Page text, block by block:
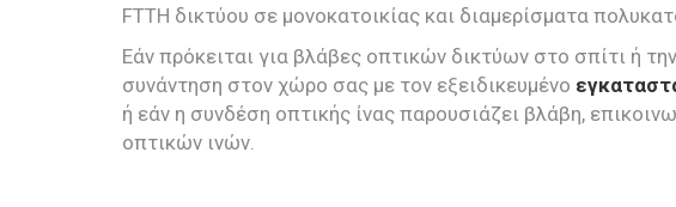
FTTH δικτύου σε μονοκατοικίας και διαμερίσματα
Εάν πρόκειται για βλάβες οπτικών δικτύων στο σπίτι ή
συνάντηση στον χώρο σας με τον εξειδικευμένο
ή εάν η συνδέση οπτικής ίνας παρουσιάζει βλάβη,
οπτικών ινών.